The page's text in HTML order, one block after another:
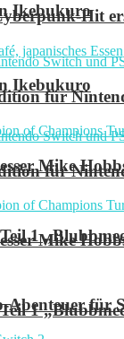
Ikebukuro
für
Mike
1
für
Hit
Ikebukuro
für
Mike
1